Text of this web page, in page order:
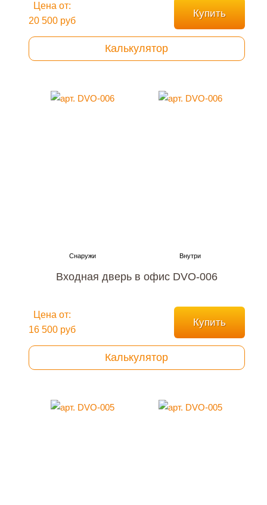
Цена от:
20 500 руб
Купить
Калькулятор
Входная дверь в офис DVO-006
Цена от:
16 500 руб
Купить
Калькулятор